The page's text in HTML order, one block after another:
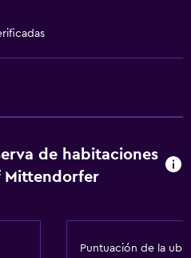
de habitaciones
Mittendorfer
Puntuación de la